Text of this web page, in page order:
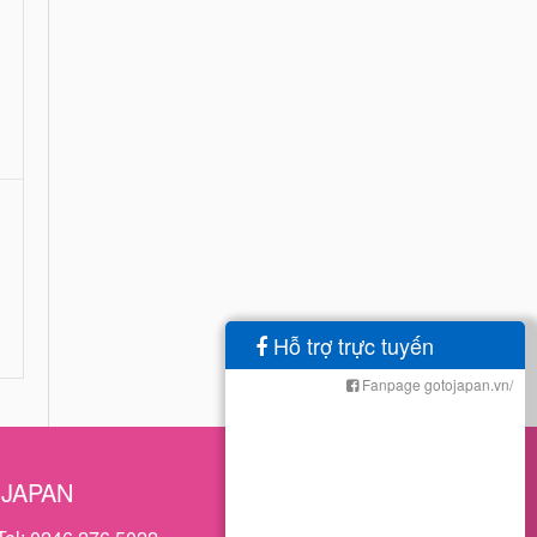
Hỗ trợ trực tuyến
Fanpage gotojapan.vn/